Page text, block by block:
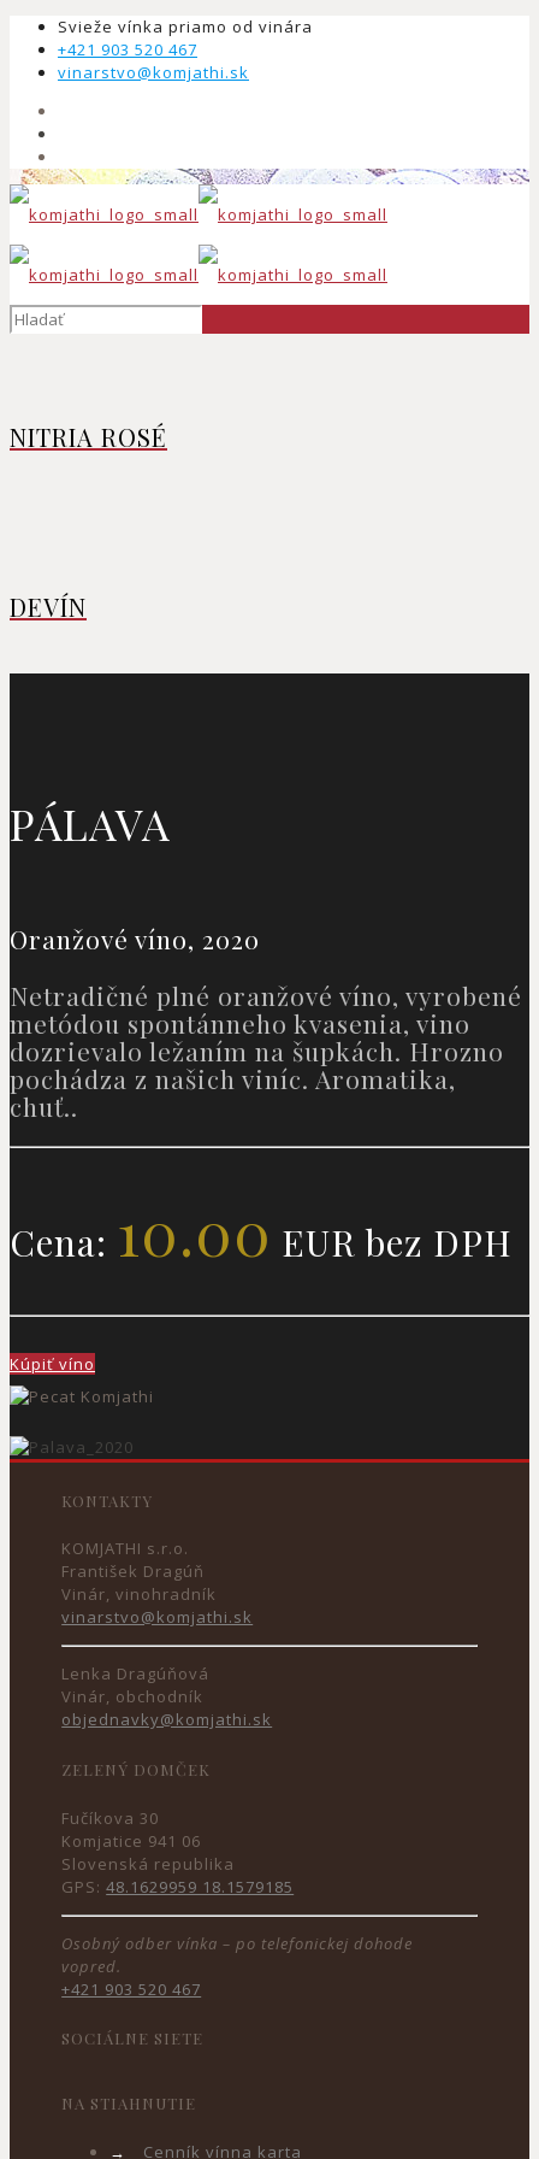
Svieže vínka priamo od vinára
+421 903 520 467
vinarstvo@komjathi.sk
NITRIA ROSÉ
DEVÍN
PÁLAVA
Oranžové víno, 2020
Netradičné plné oranžové víno, vyrobené
metódou spontánneho kvasenia, vino
dozrievalo ležaním na šupkách. Hrozno
pochádza z našich viníc. Aromatika,
chuť..
Cena: 10.00 EUR bez DPH
Kúpiť víno
KONTAKTY
KOMJATHI s.r.o.
František Dragúň
Vinár, vinohradník
vinarstvo@komjathi.sk
Lenka Dragúňová
Vinár, obchodník
objednavky@komjathi.sk
ZELENÝ DOMČEK
Fučíkova 30
Komjatice 941 06
Slovenská republika
GPS:48.1629959 18.1579185
Osobný odber vínka – po telefonickej dohode
vopred.
+421 903 520 467
SOCIÁLNE SIETE
NA STIAHNUTIE
→ Cenník vínna karta